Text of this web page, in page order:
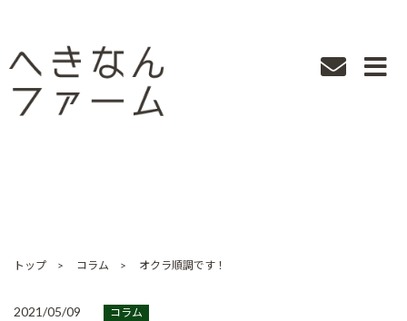
トップ コラム オクラ順調です！
2021/05/09 コラム